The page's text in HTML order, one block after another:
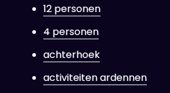
12 personen
4 personen
achterhoek
activiteiten ardennen